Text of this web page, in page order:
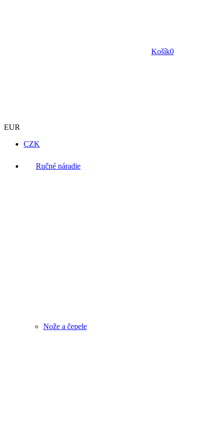
Košík0
EUR
CZK
Ručné náradie
Nože a čepele